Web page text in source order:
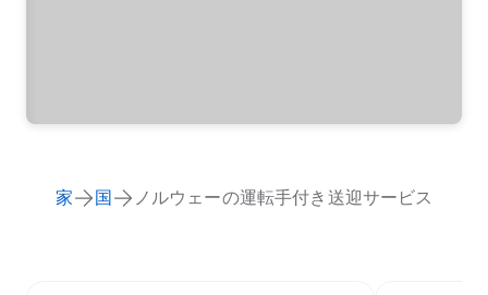
家 国 ノルウェーの運転手付き送迎サービス